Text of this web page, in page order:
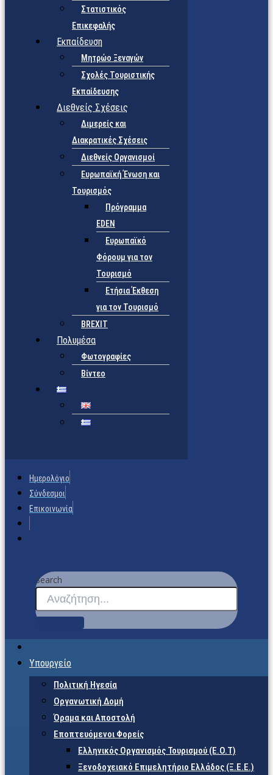
Στατιστικός
Επικεφαλής
Εκπαίδευση
Μητρώο Ξεναγών
Σχολές Τουριστικής
Εκπαίδευσης
Διεθνείς Σχέσεις
Διμερείς και
Διακρατικές Σχέσεις
Διεθνείς Οργανισμοί
Ευρωπαϊκή Ένωση και
Τουρισμός
Πρόγραμμα
EDEN
Ευρωπαϊκό
Φόρουμ για τον
Τουρισμό
Ετήσια Έκθεση
για τον Τουρισμό
BREXIT
Πολυμέσα
Φωτογραφίες
Βίντεο
Ημερολόγιο
Σύνδεσμοι
Επικοινωνία
Search
Υπουργείο
Πολιτική Ηγεσία
Οργανωτική Δομή
Όραμα και Αποστολή
Εποπτευόμενοι Φορείς
Eλληνικός Οργανισμός Τουρισμού (Ε.Ο.Τ)
Ξενοδοχειακό Επιμελητήριο Ελλάδος (Ξ.Ε.Ε.)